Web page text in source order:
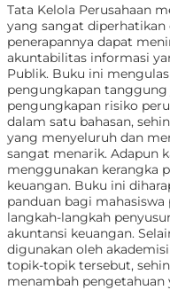
Tata Kelola Perusahaan
yang sangat diperhatikan
penerapannya dapat
akuntabilitas informasi
Publik. Buku ini
pengungkapan tanggung
pengungkapan risiko
dalam satu bahasan,
yang menyeluruh dan
sangat menarik. Adapun
menggunakan kerangka
keuangan. Buku ini
panduan bagi
langkah-langkah
akuntansi keuangan.
digunakan oleh
topik-topik tersebut,
menambah pengetahuan